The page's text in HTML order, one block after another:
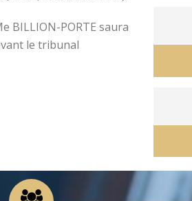
BILLION-PORTE saura
le tribunal